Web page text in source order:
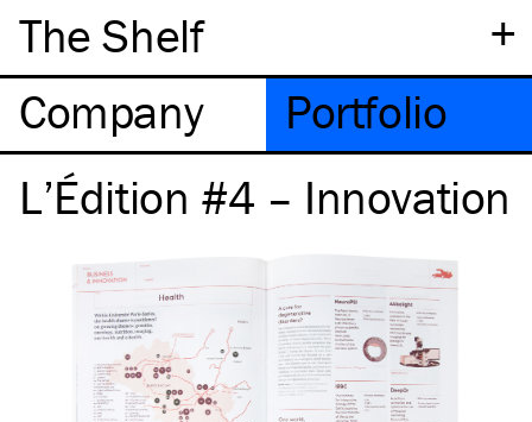
+
The Shelf
Company
Portfolio
L’Édition #4 – Innovation